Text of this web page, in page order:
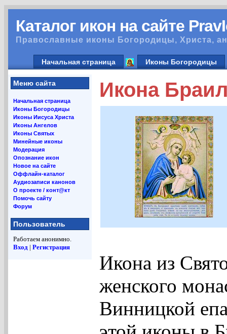
Каталог икон на сайте
Православные иконы Богородицы, Христа,
Начальная страница Иконы Богородицы
Меню сайта
Начальная страница
Иконы Богородицы
Иконы Иисуса Христа
Иконы Ангелов
Иконы Святых
Минейные иконы
Модерация
Опознание икон
Новое на сайте
Оффлайн-каталог
Аудиозаписи канонов
О проекте / конт@кт
Помочь сайту
Форум
Пользователь
Работаем анонимно.
Вход | Регистрация
Икона
Икона из
женского
Винницкой